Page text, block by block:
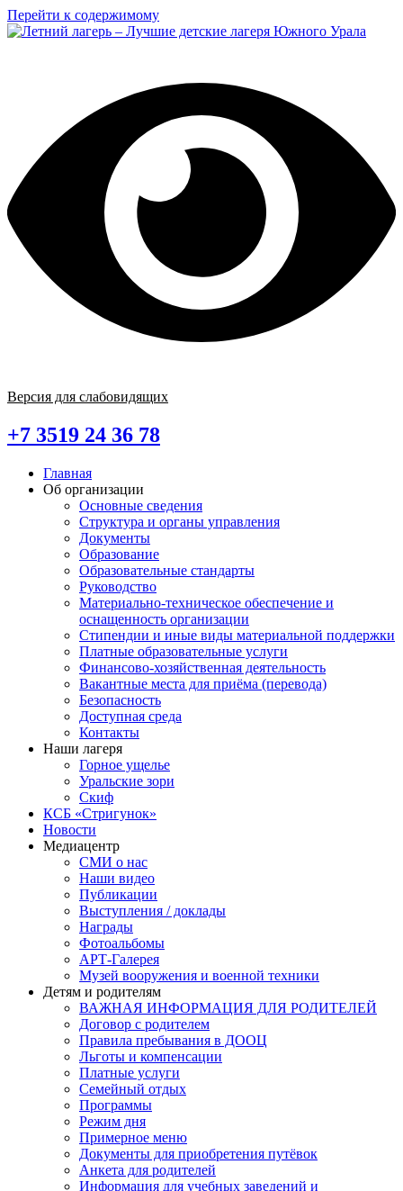
Перейти к содержимому
Версия для слабовидящих
+7 3519 24 36 78
Главная
Об организации
Основные сведения
Структура и органы управления
Документы
Образование
Образовательные стандарты
Руководство
Материально-техническое обеспечение и
оснащенность организации
Стипендии и иные виды материальной поддержки
Платные образовательные услуги
Финансово-хозяйственная деятельность
Вакантные места для приёма (перевода)
Безопасность
Доступная среда
Контакты
Наши лагеря
Горное ущелье
Уральские зори
Скиф
КСБ «Стригунок»
Новости
Медиацентр
СМИ о нас
Наши видео
Публикации
Выступления / доклады
Награды
Фотоальбомы
АРТ-Галерея
Музей вооружения и военной техники
Детям и родителям
ВАЖНАЯ ИНФОРМАЦИЯ ДЛЯ РОДИТЕЛЕЙ
Договор с родителем
Правила пребывания в ДООЦ
Льготы и компенсации
Платные услуги
Семейный отдых
Программы
Режим дня
Примерное меню
Документы для приобретения путёвок
Анкета для родителей
Информация для учебных заведений и